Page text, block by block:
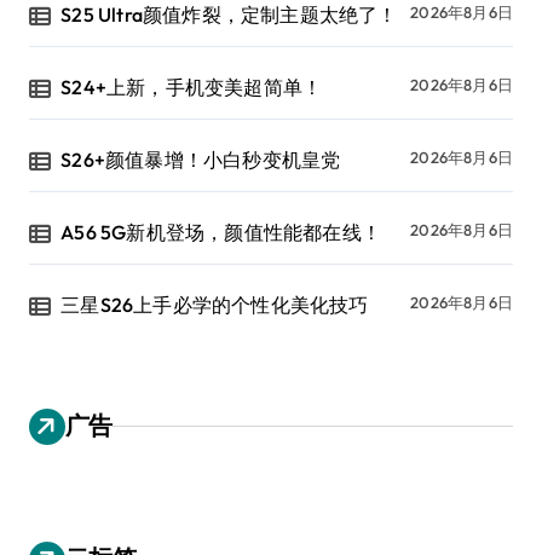
S25 Ultra颜值炸裂，定制主题太绝了！ 2026年8月6日
S24+上新，手机变美超简单！ 2026年8月6日
S26+颜值暴增！小白秒变机皇党 2026年8月6日
A56 5G新机登场，颜值性能都在线！ 2026年8月6日
三星S26上手必学的个性化美化技巧 2026年8月6日
广告